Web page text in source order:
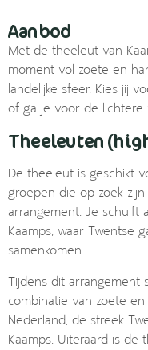
Aanbod
Met de theeleut van
moment vol zoete en
landelijke sfeer. Kies jij
of ga je voor de lichtere
Theeleuten
De theeleut is geschikt
groepen die op zoek
arrangement. Je schuift
Kaamps, waar Twentse
samenkomen.
Tijdens dit arrangement
combinatie van zoete
Nederland, de streek
Kaamps. Uiteraard is